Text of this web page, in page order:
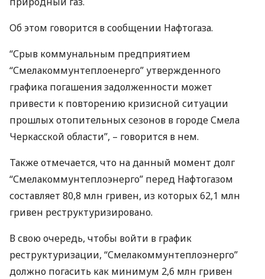
Об этом говорится в сообщении Нафтогаза.
“Срыв коммунальным предприятием
“Смелакоммунтеплоенерго” утвержденного
графика погашения задолженности может
привести к повторению кризисной ситуации
прошлых отопительных сезонов в городе Смела
Черкасской области”, – говорится в нем.
Также отмечается, что на данный момент долг
“Смелакоммунтеплоэнерго” перед Нафтогазом
составляет 80,8 млн гривен, из которых 62,1 млн
гривен реструктуризировано.
В свою очередь, чтобы войти в график
реструктуризации, “Смелакоммунтеплоэнерго”
должно погасить как минимум 2,6 млн гривен